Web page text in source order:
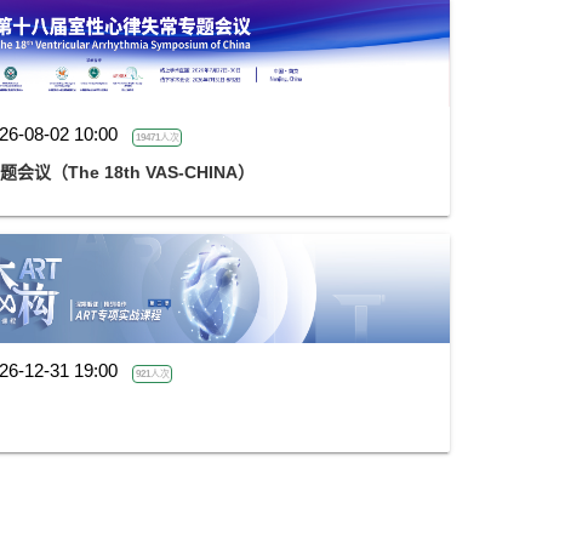
08-02 10:00 19471人次
会议（The 18th VAS-CHINA）
12-31 19:00 921人次